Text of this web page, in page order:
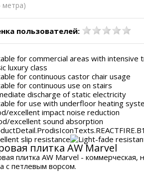
метра)
пользователей:
плитка AW Marvel
плитка AW Marvel - коммерческая,
с петлевым ворсом.